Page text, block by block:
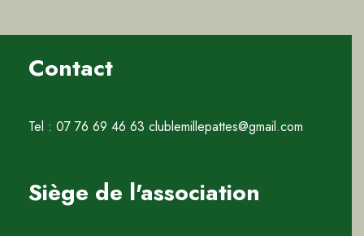
Contact
Tel : 07 76 69 46 63 clublemillepattes@gmail.com
Siège de l'association